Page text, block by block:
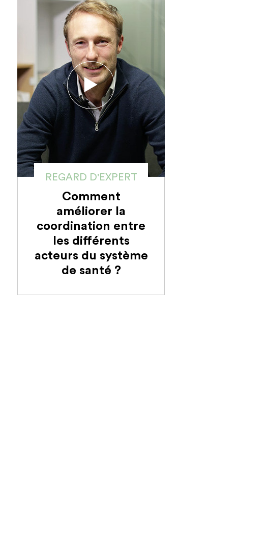
REGARD D'EXPERT
Comment
améliorer la
coordination entre
les différents
acteurs du système
de santé ?